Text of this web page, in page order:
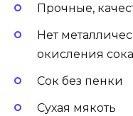
Прочные,
Нет
окисления
Сок без пенки
Сухая мякоть